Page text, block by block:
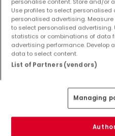
Bauland zum Kauf in
5,06 Ar
Use profiles to select personalised
personalised advertising.
to select personalised
statistics or combinations of data
advertising performance. Develop
data to select content.
List of Partners (vendors)
Managing